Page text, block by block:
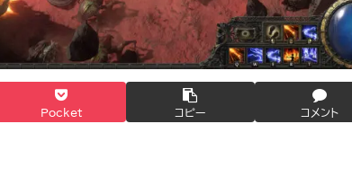
Pocket コピー コメント